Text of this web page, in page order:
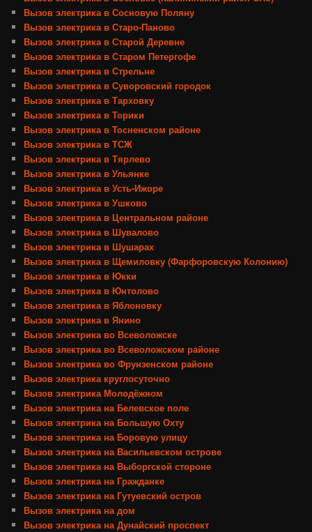
Вызов электрика в Сосновую Поляну
Вызов электрика в Старо-Паново
Вызов электрика в Старой Деревне
Вызов электрика в Старом Петергофе
Вызов электрика в Стрельне
Вызов электрика в Суворовский городок
Вызов электрика в Тарховку
Вызов электрика в Торики
Вызов электрика в Тосненском районе
Вызов электрика в ТСЖ
Вызов электрика в Тярлево
Вызов электрика в Ульянке
Вызов электрика в Усть-Ижоре
Вызов электрика в Ушково
Вызов электрика в Центральном районе
Вызов электрика в Шувалово
Вызов электрика в Шушарах
Вызов электрика в Щемиловку (Фарфоровскую Колонию)
Вызов электрика в Юкки
Вызов электрика в Юнтолово
Вызов электрика в Яблоновку
Вызов электрика в Янино
Вызов электрика во Всеволожске
Вызов электрика во Всеволожском районе
Вызов электрика во Фрунзенском районе
Вызов электрика круглосуточно
Вызов электрика Молодёжном
Вызов электрика на Белевское поле
Вызов электрика на Большую Охту
Вызов электрика на Боровую улицу
Вызов электрика на Васильевском острове
Вызов электрика на Выборгской стороне
Вызов электрика на Гражданке
Вызов электрика на Гутуевский остров
Вызов электрика на дом
Вызов электрика на Дунайский проспект